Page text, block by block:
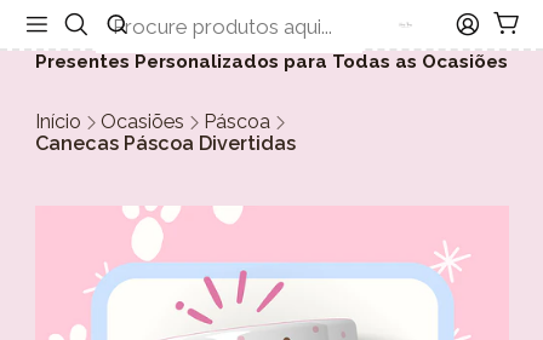
Presentes Personalizados para Todas as Ocasiões
Início Ocasiões
Páscoa
Canecas Páscoa Divertidas